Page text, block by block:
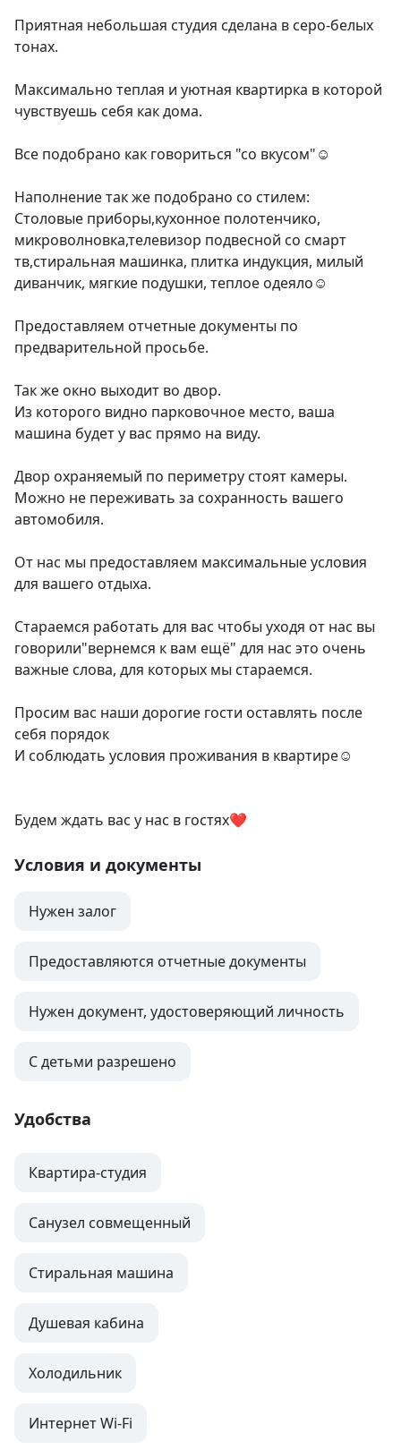
Приятная небольшая студия сделана в серо-белых
тонах.
Максимально теплая и уютная квартирка в которой
чувствуешь себя как дома.
Все подобрано как говориться "со вкусом"☺️
Наполнение так же подобрано со стилем:
Столовые приборы,кухонное полотенчико,
микроволновка,телевизор подвесной со смарт
тв,стиральная машинка, плитка индукция, милый
диванчик, мягкие подушки, теплое одеяло☺️
Предоставляем отчетные документы по
предварительной просьбе.
Так же окно выходит во двор.
Из которого видно парковочное место, ваша
машина будет у вас прямо на виду.
Двор охраняемый по периметру стоят камеры.
Можно не переживать за сохранность вашего
автомобиля.
От нас мы предоставляем максимальные условия
для вашего отдыха.
Стараемся работать для вас чтобы уходя от нас вы
говорили"вернемся к вам ещё" для нас это очень
важные слова, для которых мы стараемся.
Просим вас наши дорогие гости оставлять после
себя порядок
И соблюдать условия проживания в квартире☺️
Будем ждать вас у нас в гостях❤️
Условия и документы
Нужен залог
Предоставляются отчетные документы
Нужен документ, удостоверяющий личность
С детьми разрешено
Удобства
Квартира-студия
Санузел совмещенный
Стиральная машина
Душевая кабина
Холодильник
Интернет Wi-Fi